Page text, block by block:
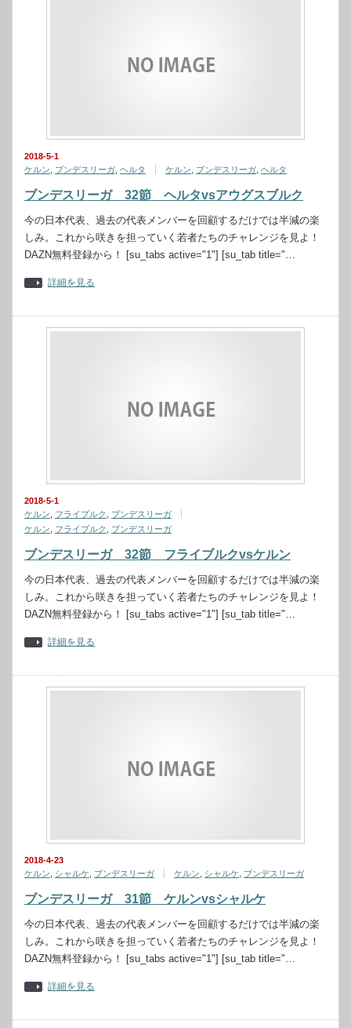
2018-5-1
ケルン
ブンデスリーガ ヘルタ ケルン ブンデスリーガ ヘルタ
ブンデスリーガ 32節 ヘルタvsアウグスブルク
今の日本代表、過去の代表メンバーを回顧するだけでは半減の楽
しみ。これから咲きを担っていく若者たちのチャレンジを見よ！
DAZN無料登録から！ [su_tabs active="1"] [su_tab title="…
詳細を見る
2018-5-1
ケルン
フライブルク
ブンデスリーガ
ケルン
フライブルク ブンデスリーガ
ブンデスリーガ 32節 フライブルクvsケルン
今の日本代表、過去の代表メンバーを回顧するだけでは半減の楽
しみ。これから咲きを担っていく若者たちのチャレンジを見よ！
DAZN無料登録から！ [su_tabs active="1"] [su_tab title="…
詳細を見る
2018-4-23
ケルン
シャルケ ブンデスリーガ ケルン シャルケ ブンデスリーガ
ブンデスリーガ 31節 ケルンvsシャルケ
今の日本代表、過去の代表メンバーを回顧するだけでは半減の楽
しみ。これから咲きを担っていく若者たちのチャレンジを見よ！
DAZN無料登録から！ [su_tabs active="1"] [su_tab title="…
詳細を見る